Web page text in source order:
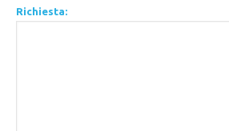
Richiesta: